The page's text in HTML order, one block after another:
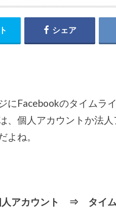
シェア
にFacebookのタイムラ
、個人アカウントか法
よね。
人アカウント ⇒ タイム